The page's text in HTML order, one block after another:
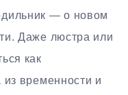
— о новом
Даже люстра или
как
временности и